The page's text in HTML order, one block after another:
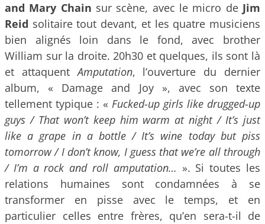
and Mary Chain sur scène, avec le micro de Jim
Reid solitaire tout devant, et les quatre musiciens
bien alignés loin dans le fond, avec brother
William sur la droite. 20h30 et quelques, ils sont là
et attaquentAmputation, l’ouverture du dernier
album, « Damage and Joy », avec son texte
tellement typique : « Fucked-up girls like drugged-up
guys / That won’t keep him warm at night / It’s just
like a grape in a bottle / It’s wine today but piss
tomorrow / I don’t know, I guess that we’re all through
/ I’m a rock and roll amputation… ». Si toutes les
relations humaines sont condamnées à se
transformer en pisse avec le temps, et en
particulier celles entre frères, qu’en sera-t-il de